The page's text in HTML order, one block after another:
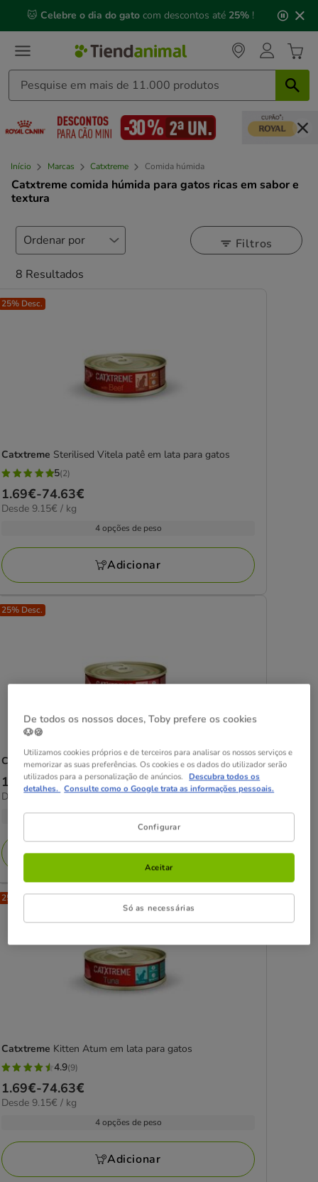
3,
mensagem,
📅 Compre até às 13h00 e receba a sua encomenda no
próximo dia útil⏰
Início Marcas Catxtreme Comida húmida
Catxtreme comida húmida para gatos ricas em sabor e
textura
Filtros
8 Resultados
25% Desc.
Catxtreme Sterilised Vitela patê em lata para gatos
5
estrelas
com
avaliações
5(2)
Preço
de
74.63€
1.69€-74.63€
9.15€
Desde 9.15€ / kg
4 opções de peso
Adicionar
25% Desc.
Catxtreme Lata Sterilised paté com cordeiro para Gatos
Preço
de
1.69€
74.63€
1.69€-74.63€
9.15€
Desde 9.15€ / kg
4 opções de peso
Adicionar
25% Desc.
Catxtreme Kitten Atum em lata para gatos
4.9
estrelas
com
avaliações
4.9(9)
Preço
de
74.63€
1.69€-74.63€
9.15€
Desde 9.15€ / kg
4 opções de peso
Adicionar
De todos os nossos doces, Toby prefere os cookies
🐶🍪
Utilizamos cookies próprios e de terceiros para analisar os nossos serviços e
memorizar as suas preferências. Os cookies e os dados do utilizador serão
utilizados para a personalização de anúncios. Descubra todos os
detalhes. Consulte como o Google trata as informações pessoais.
Configurar
Só as necessárias
Aceitar